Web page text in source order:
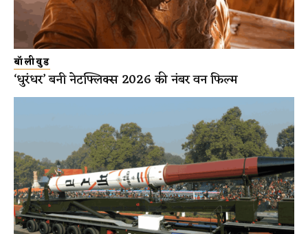
बॉलीवुड
‘धुरंधर’ बनी नेटफ्लिक्स 2026 की नंबर वन फिल्म